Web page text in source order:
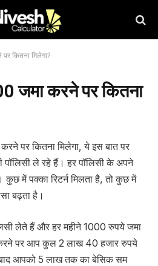
कितना मिलेगा?
जमा करने पर कितना
पर कितना मिलेगा, ये इस बात पर
पॉलिसी ले रहे हैं। हर पॉलिसी के अपने
कुछ में पक्का रिटर्न मिलता है, तो कुछ में
बढ़ता है।
लेते हैं और हर महीने 1000 रुपये जमा
पर आप कुल 2 लाख 40 हजार रुपये
आपको 5 लाख तक का बेसिक सम